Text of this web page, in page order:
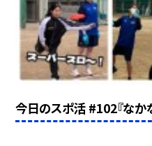
今日のスポ活 #102『なか